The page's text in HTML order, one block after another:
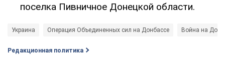
поселка Пивничное Донецкой области.
Украина Операция Объединенных сил на Донбассе Война на
Редакционная политика